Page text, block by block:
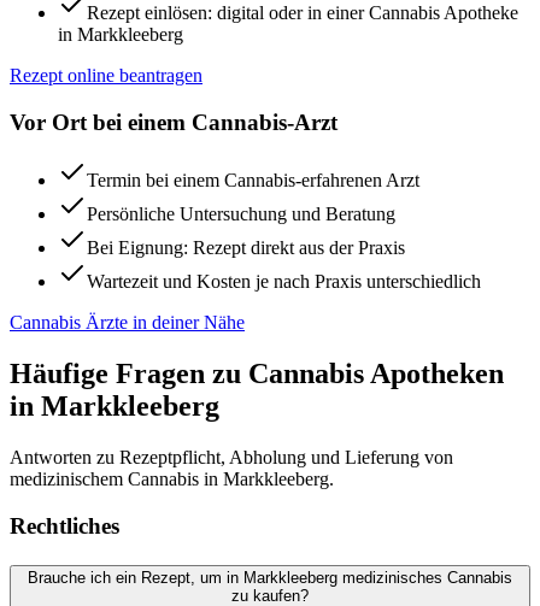
Rezept einlösen: digital oder in einer Cannabis Apotheke
in Markkleeberg
Rezept online beantragen
Vor Ort bei einem Cannabis-Arzt
Termin bei einem Cannabis-erfahrenen Arzt
Persönliche Untersuchung und Beratung
Bei Eignung: Rezept direkt aus der Praxis
Wartezeit und Kosten je nach Praxis unterschiedlich
Cannabis Ärzte in deiner Nähe
Häufige Fragen zu Cannabis Apotheken
in Markkleeberg
Antworten zu Rezeptpflicht, Abholung und Lieferung von
medizinischem Cannabis in Markkleeberg.
Rechtliches
Brauche ich ein Rezept, um in Markkleeberg medizinisches Cannabis
zu kaufen?